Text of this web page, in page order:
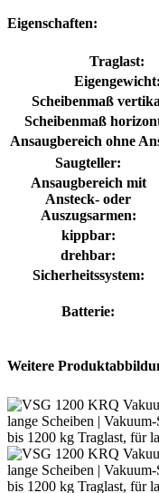
Eigenschaften:
Traglast:
Eigengewicht:
Scheibenmaß
Scheibenmaß
Ansaugbereich ohne
Saugteller:
Ansaugbereich mit
Ansteck- oder
Auszugsarmen:
kippbar:
drehbar:
Sicherheitssystem:
Batterie:
Weitere